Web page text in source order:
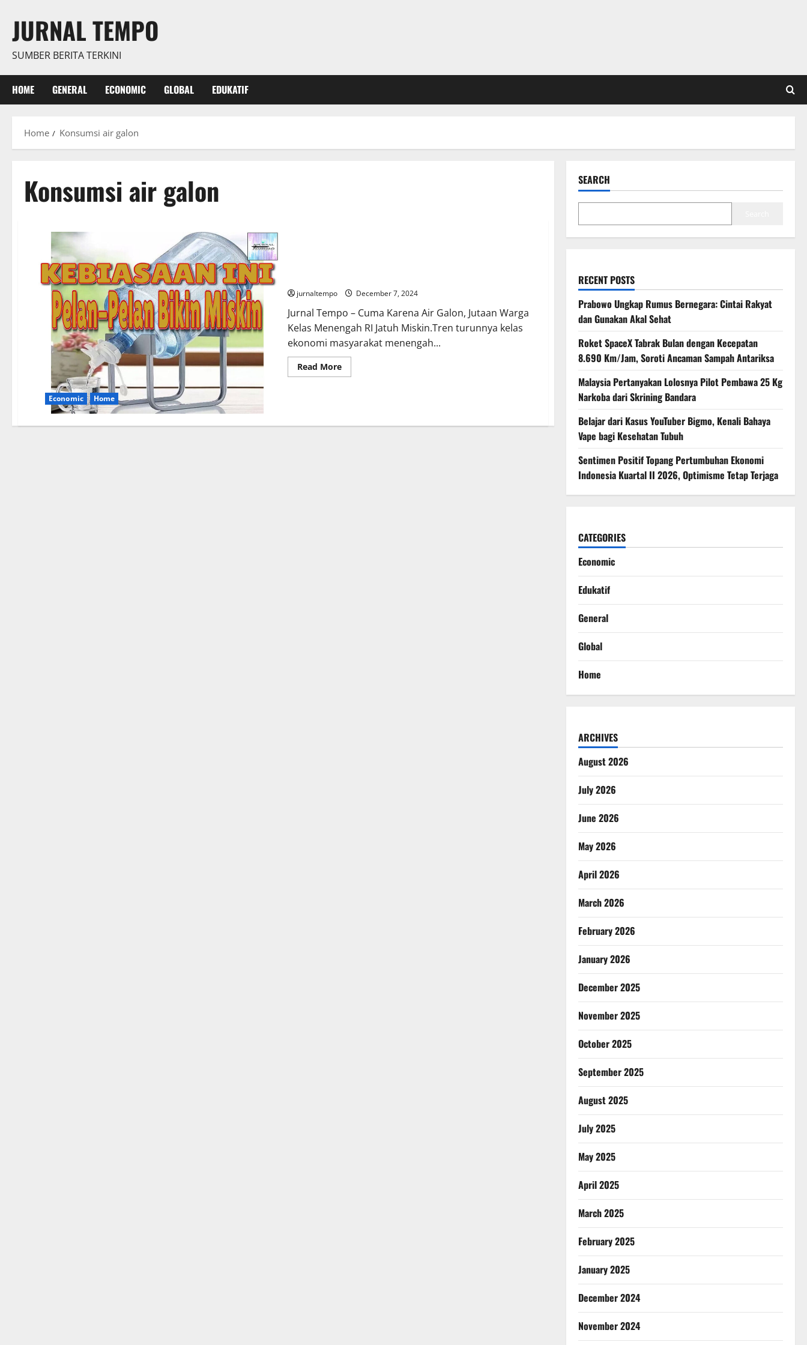
content
JURNAL TEMPO
SUMBER BERITA TERKINI
HOME GENERAL ECONOMIC GLOBAL EDUKATIF
Home Konsumsi air galon
Konsumsi air galon
Economic Home
jurnaltempo December 7, 2024
Jurnal Tempo – Cuma Karena Air Galon, Jutaan Warga
Kelas Menengah RI Jatuh Miskin.Tren turunnya kelas
ekonomi masyarakat menengah...
Read MoreRead
more
Bikin
SEARCH
RECENT POSTS
Prabowo Ungkap Rumus Bernegara: Cintai Rakyat
dan Gunakan Akal Sehat
Roket SpaceX Tabrak Bulan dengan Kecepatan
8.690 Km/Jam, Soroti Ancaman Sampah Antariksa
Malaysia Pertanyakan Lolosnya Pilot Pembawa 25 Kg
Narkoba dari Skrining Bandara
Belajar dari Kasus YouTuber Bigmo, Kenali Bahaya
Vape bagi Kesehatan Tubuh
Sentimen Positif Topang Pertumbuhan Ekonomi
Indonesia Kuartal II 2026, Optimisme Tetap Terjaga
CATEGORIES
Economic
Edukatif
General
Global
Home
ARCHIVES
August 2026
July 2026
June 2026
May 2026
April 2026
March 2026
February 2026
January 2026
December 2025
November 2025
October 2025
September 2025
August 2025
July 2025
May 2025
April 2025
March 2025
February 2025
January 2025
December 2024
November 2024